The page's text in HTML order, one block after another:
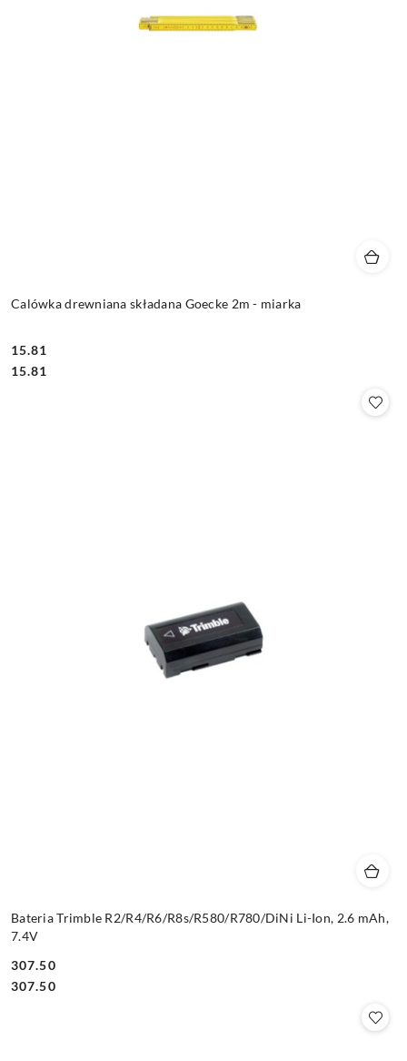
Calówka drewniana składana Goecke 2m - miarka
Cena:
15.81
Cena:
15.81
Bateria Trimble R2/R4/R6/R8s/R580/R780/DiNi Li-Ion, 2.6 mAh,
7.4V
Cena:
307.50
Cena:
307.50